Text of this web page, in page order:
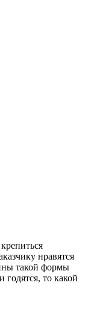
нравятся
такой формы
годятся, то какой